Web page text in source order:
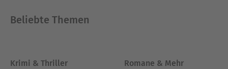
Copperfield“ (1849/50), „Bleak House“ (1852/53),
wurde Charles Dickens zur Legende. Als er starb,
Beliebte Themen
Krimi & Thriller Romane & Mehr